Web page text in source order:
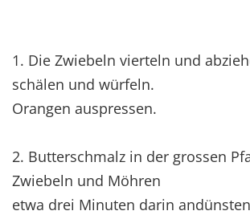
1. Die Zwiebeln vierteln und
schälen und würfeln.
Orangen auspressen.
2. Butterschmalz in der grossen
Zwiebeln und Möhren
etwa drei Minuten darin